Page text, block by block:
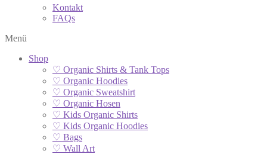
Kontakt
FAQs
Menü
Shop
♡ Organic Shirts & Tank Tops
♡ Organic Hoodies
♡ Organic Sweatshirt
♡ Organic Hosen
♡ Kids Organic Shirts
♡ Kids Organic Hoodies
♡ Bags
♡ Wall Art